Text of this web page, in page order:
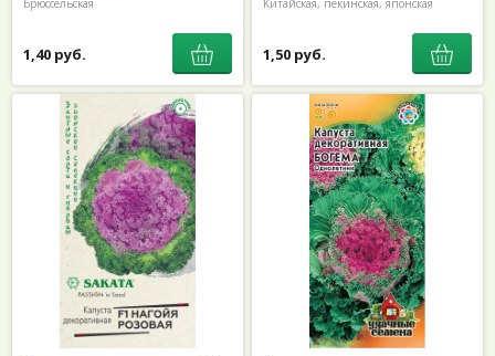
Брюссельская
1,40 руб.
Китайская, пекинская, японская
1,50 руб.